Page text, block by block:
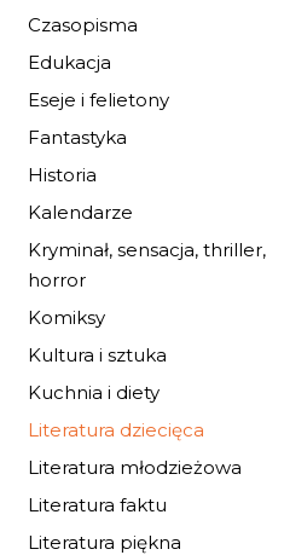
Czasopisma
Edukacja
Eseje i felietony
Fantastyka
Historia
Kalendarze
Kryminał, sensacja, thriller,
horror
Komiksy
Kultura i sztuka
Kuchnia i diety
Literatura dziecięca
Literatura młodzieżowa
Literatura faktu
Literatura piękna